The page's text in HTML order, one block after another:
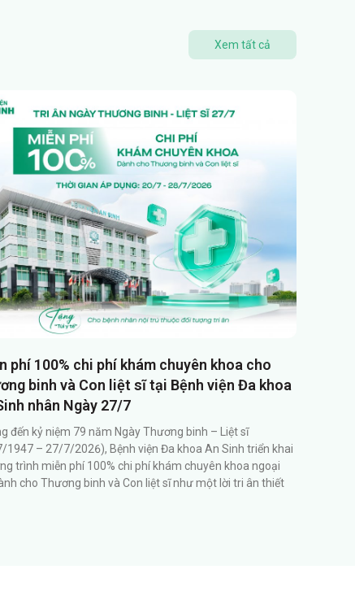
Xem tất cả
phí 100% chi phí khám chuyên khoa cho
binh và Con liệt sĩ tại Bệnh viện Đa khoa
nhân Ngày 27/7
đến kỷ niệm 79 năm Ngày Thương binh – Liệt sĩ
1947 – 27/7/2026), Bệnh viện Đa khoa An Sinh triển khai
trình miễn phí 100% chi phí khám chuyên khoa ngoại
cho Thương binh và Con liệt sĩ như một lời tri ân thiết